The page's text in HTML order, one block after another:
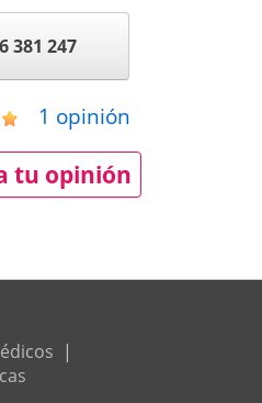
381 247
1 opinión
tu opinión
|